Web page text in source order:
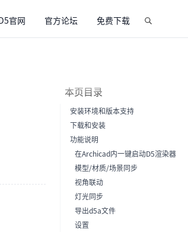
D5官网 官方论坛 免费下载
本页目录
安装环境和版本支持
下载和安装
功能说明
在Archicad内一键启动D5渲染器
模型/材质/场景同步
视角联动
灯光同步
导出d5a文件
设置